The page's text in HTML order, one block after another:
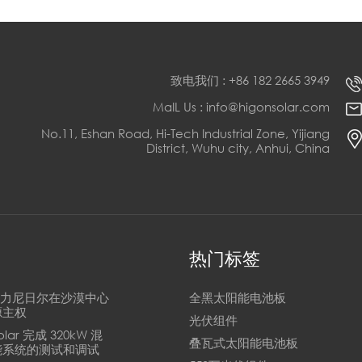
致电我们 : +86 182 2665 3949
MaIL Us : info@higonsolar.com
No.11, Eshan Road, Hi-Tech Industrial Zone, Yijiang
District, Wuhu city, Anhui, China
尼日尔在沙漠中心
权
完成 320kW 混
统的测试和调试
热门标签
全黑太阳能电池板
光伏组件
叠瓦式太阳能电池板